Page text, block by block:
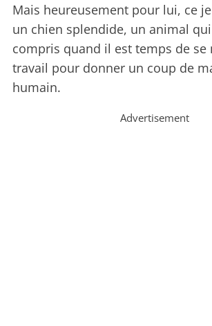
Mais heureusement pour lui, ce
un chien splendide, un animal
compris quand il est temps de se
travail pour donner un coup de
humain.
Advertisement